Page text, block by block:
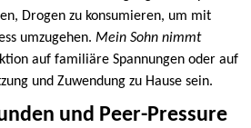
Drogen zu konsumieren, um mit
umzugehen. Mein Sohn nimmt
auf familiäre Spannungen oder auf
und Zuwendung zu Hause sein.
und Peer-Pressure